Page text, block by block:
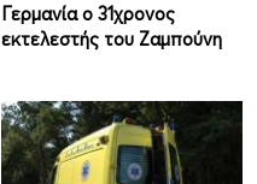
Γερμανία ο 31χρονος
εκτελεστής του Ζαμπούνη